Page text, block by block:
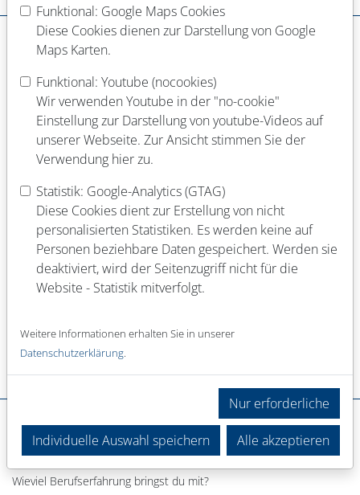
Schulabschluss
Abgeschlossene Berufsausbildung
Laufende Berufsausbildung
Abgeschlossenes Studium (Fach)
Laufendes Studium (Fach)
Wieviel Berufserfahrung bringst du mit?
Funktional: Google Maps Cookies
Diese Cookies dienen zur Darstellung von Google
Maps Karten.
Funktional: Youtube (nocookies)
Wir verwenden Youtube in der "no-cookie"
Einstellung zur Darstellung von youtube-Videos auf
unserer Webseite. Zur Ansicht stimmen Sie der
Verwendung hier zu.
Statistik: Google-Analytics (GTAG)
Diese Cookies dient zur Erstellung von nicht
personalisierten Statistiken. Es werden keine auf
Personen beziehbare Daten gespeichert. Werden sie
deaktiviert, wird der Seitenzugriff nicht für die
Website - Statistik mitverfolgt.
Weitere Informationen erhalten Sie in unserer
Datenschutzerklärung.
Nur erforderliche
Individuelle Auswahl speichern Alle akzeptieren